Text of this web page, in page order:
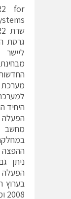
for
היחיד
מחשב
ניתן
2008 ומטה.